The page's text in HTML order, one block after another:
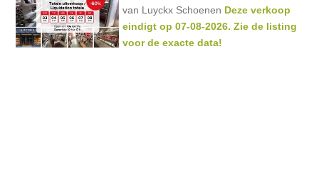
van Luyckx Schoenen Deze verkoop
eindigt op 07-08-2026. Zie de listing
voor de exacte data!